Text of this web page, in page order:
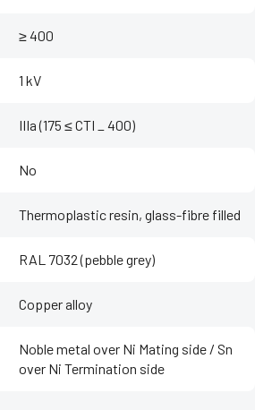
≥ 400
1 kV
IIIa (175 ≤ CTI _ 400)
No
Thermoplastic resin, glass-fibre filled
RAL 7032 (pebble grey)
Copper alloy
Noble metal over Ni Mating side / Sn
over Ni Termination side